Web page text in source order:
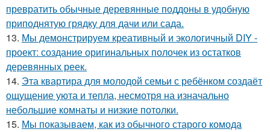
превратить обычные деревянные поддоны в удобную
приподнятую грядку для дачи или сада.
13. Мы демонстрируем креативный и экологичный DIY -
проект: создание оригинальных полочек из остатков
деревянных реек.
14. Эта квартира для молодой семьи с ребёнком создаёт
ощущение уюта и тепла, несмотря на изначально
небольшие комнаты и низкие потолки.
15. Мы показываем, как из обычного старого комода